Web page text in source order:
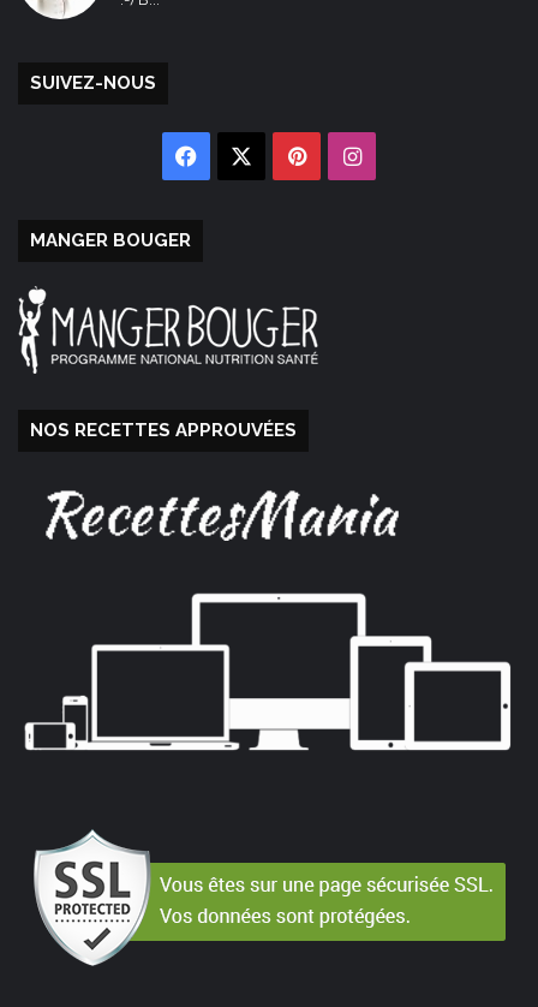
SUIVEZ-NOUS
Facebook PinterestInstagram
MANGER BOUGER
NOS RECETTES APPROUVÉES